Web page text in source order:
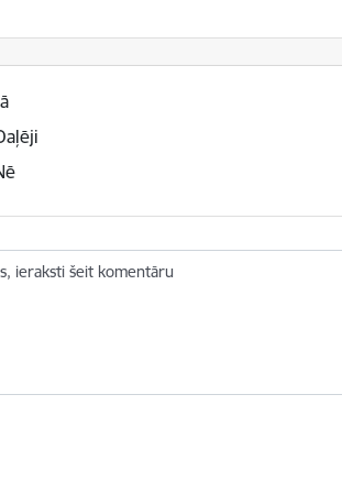
informācija bija noderīga?
ieraksti šeit komentāru